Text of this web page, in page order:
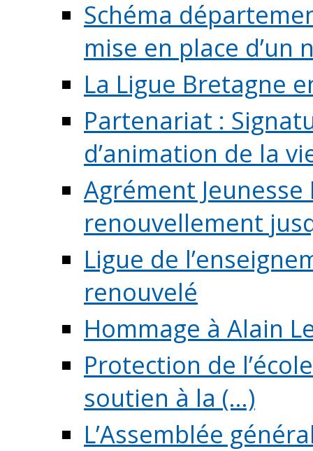
Schéma
mise en place d’un
La Ligue Bretagne
Partenariat :
d’animation de la
Agrément
renouvellement
Ligue de
renouvelé
Hommage à Alain
Protection de
soutien à la (...)
L’Assemblée